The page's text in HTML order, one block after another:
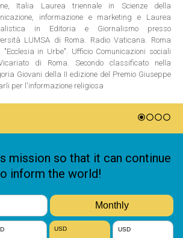
Italia Laurea triennale in Scienze della
informazione e marketing e Laurea
in Editoria e Giornalismo presso
LUMSA di Roma. Radio Vaticana. Roma
"Ecclesia in Urbe". Ufficio Comunicazioni sociali
di Roma. Secondo classificato nella
Giovani della II edizione del Premio Giuseppe
per l'informazione religiosa